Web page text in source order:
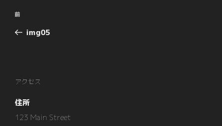
投
稿
ナ
ー
ョ
ン
過
去
前
img05
アクセス
住所
123 Main Street